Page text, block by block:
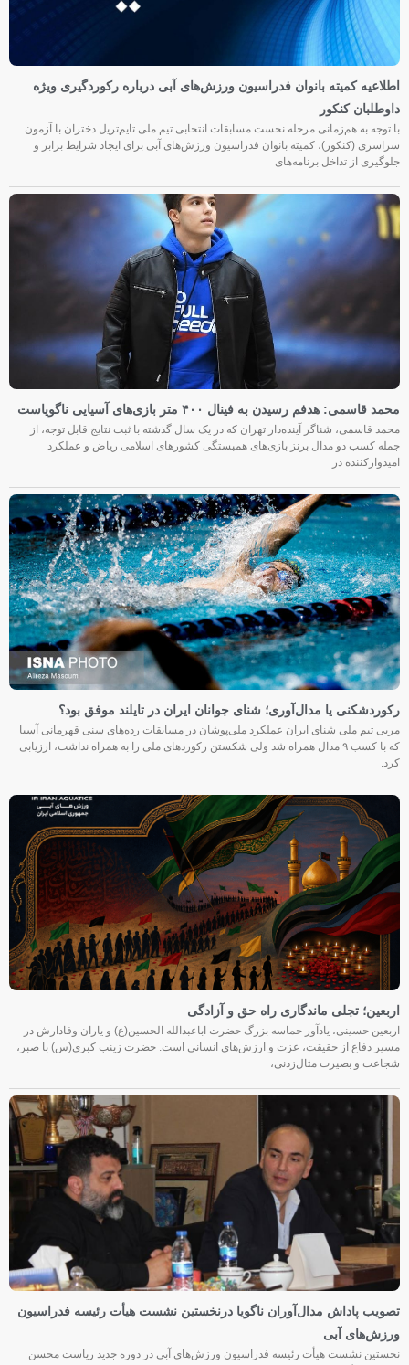
اطلاعیه کمیته بانوان فدراسیون ورزش‌های آبی درباره رکوردگیری ویژه
داوطلبان کنکور
با توجه به هم‌زمانی مرحله نخست مسابقات انتخابی تیم ملی تایم‌تریل دختران با آزمون
سراسری (کنکور)، کمیته بانوان فدراسیون ورزش‌های آبی برای ایجاد شرایط برابر و
جلوگیری از تداخل برنامه‌های
محمد قاسمی: هدفم رسیدن به فینال ۴۰۰ متر بازی‌های آسیایی ناگویاست
محمد قاسمی، شناگر آینده‌دار تهران که در یک سال گذشته با ثبت نتایج قابل توجه، از
جمله کسب دو مدال برنز بازی‌های همبستگی کشورهای اسلامی ریاض و عملکرد
امیدوارکننده در
رکوردشکنی یا مدال‌آوری؛ شنای جوانان ایران در تایلند موفق بود؟
مربی تیم ملی شنای ایران عملکرد ملی‌پوشان در مسابقات رده‌های سنی قهرمانی آسیا
که با کسب ۹ مدال همراه شد ولی شکستن رکوردهای ملی را به همراه نداشت، ارزیابی
کرد.
اربعین؛ تجلی ماندگاری راه حق و آزادگی
اربعین حسینی، یادآور حماسه بزرگ حضرت اباعبدالله الحسین(ع) و یاران وفادارش در
مسیر دفاع از حقیقت، عزت و ارزش‌های انسانی است. حضرت زینب کبری(س) با صبر،
شجاعت و بصیرت مثال‌زدنی،
تصویب پاداش مدال‌آوران ناگویا درنخستین نشست هیأت رئیسه فدراسیون
ورزش‌های آبی
نخستین نشست هیأت رئیسه فدراسیون ورزش‌های آبی در دوره جدید ریاست محسن